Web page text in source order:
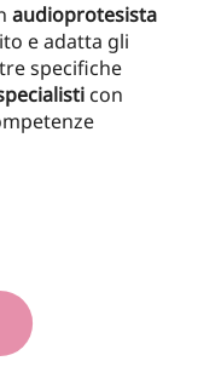
audioprotesista
e adatta gli
specifiche
con